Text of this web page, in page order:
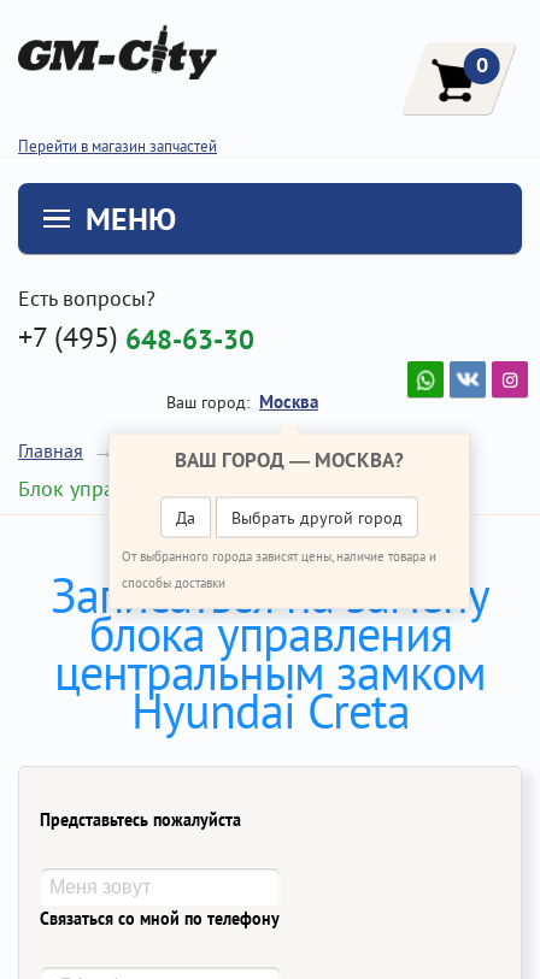
Перейти в магазин запчастей
0
МЕНЮ
Есть вопросы?
+7 (495) 648-63-30
Ваш город: Москва
ВАШ ГОРОД — МОСКВА?
Да Выбрать другой город
От выбранного города зависят цены, наличие товара и
способы доставки
Главная Ремонт Хендай Крета
Блок управления центральным замком
Записаться на замену
блока управления
центральным замком
Hyundai Creta
Представьтесь пожалуйста
Связаться со мной по телефону